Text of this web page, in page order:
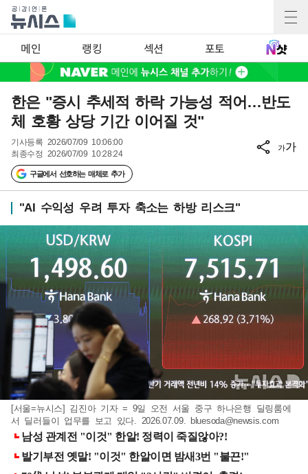
메인 랭킹 섹션 포토
한은 "증시 추세적 하락 가능성 적어…반도
체 호황 상당 기간 이어질 것"
기사등록 2026/07/09 10:06:00
최종수정 2026/07/09 10:28:24
구글에서 선호하는 매체로 추가
가가
"AI 수익성 우려 투자 축소는 하방 리스크"
[서울=뉴시스] 김진아 기자 = 9일 오전 서울 중구 하나은행 딜링룸에
서 딜러들이 업무를 보고 있다. 2026.07.09. bluesoda@newsis.com